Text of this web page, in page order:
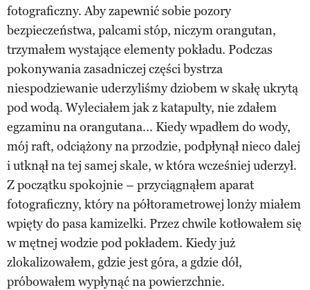
fotograficzny. Aby zapewnić sobie pozory
bezpieczeństwa, palcami stóp, niczym orangutan,
trzymałem wystające elementy pokładu. Podczas
pokonywania zasadniczej części bystrza
niespodziewanie uderzyliśmy dziobem w skałę ukrytą
pod wodą. Wyleciałem jak z katapulty, nie zdałem
egzaminu na orangutana... Kiedy wpadłem do wody,
mój raft, odciążony na przodzie, podpłynął nieco dalej
i utknął na tej samej skale, w która wcześniej uderzył.
Z początku spokojnie – przyciągnąłem aparat
fotograficzny, który na półtorametrowej lonży miałem
wpięty do pasa kamizelki. Przez chwile kotłowałem się
w mętnej wodzie pod pokładem. Kiedy już
zlokalizowałem, gdzie jest góra, a gdzie dół,
próbowałem wypłynąć na powierzchnie.